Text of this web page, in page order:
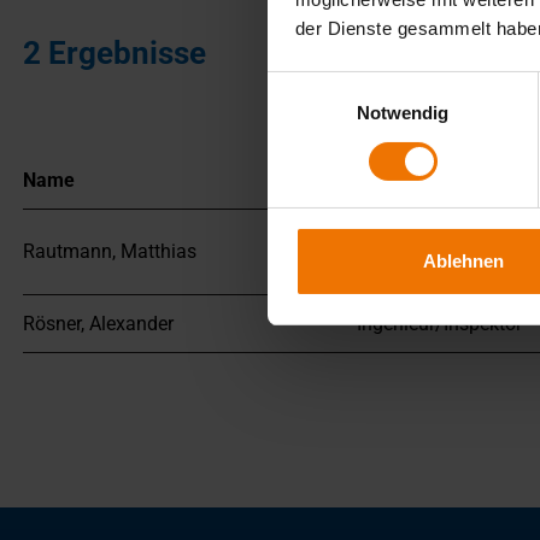
der Dienste gesammelt
Notwendig
Ablehnen
2 Ergebnisse
Name Funktion
Rautmann, Matthias
Weiterbildung
Rösner, Alexander Ingenieur/Inspektor